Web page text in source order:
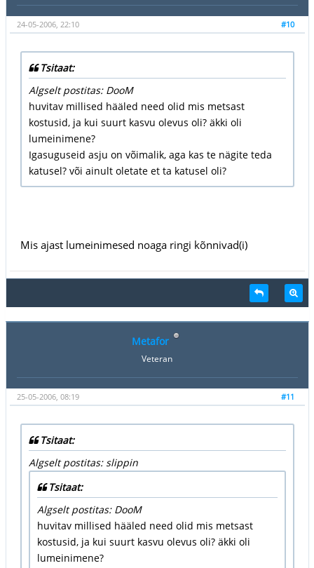
#10
24-05-2006, 22:10
Tsitaat:
Algselt postitas: DooM
huvitav millised hääled need olid mis metsast
kostusid, ja kui suurt kasvu olevus oli? äkki oli
lumeinimene?
Igasuguseid asju on võimalik, aga kas te nägite teda
katusel? või ainult oletate et ta katusel oli?
Mis ajast lumeinimesed noaga ringi kõnnivad(i)
Metafor
Veteran
#11
25-05-2006, 08:19
Tsitaat:
Algselt postitas: slippin
Tsitaat:
Algselt postitas: DooM
huvitav millised hääled need olid mis metsast
kostusid, ja kui suurt kasvu olevus oli? äkki oli
lumeinimene?